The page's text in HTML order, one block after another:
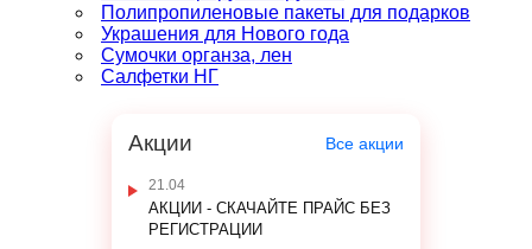
Полипропиленовые пакеты для подарков
Украшения для Нового года
Сумочки органза, лен
Салфетки НГ
Акции Все акции
21.04
АКЦИИ - СКАЧАЙТЕ ПРАЙС БЕЗ
РЕГИСТРАЦИИ